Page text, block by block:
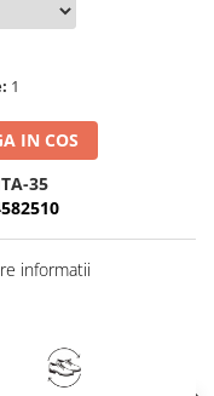
1
IN COS
35
informatii